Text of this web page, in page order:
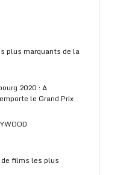
plus marquants de la
2020 : A
le Grand Prix
films les plus